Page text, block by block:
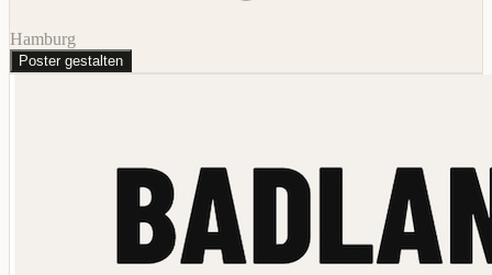
Hamburg
Poster gestalten